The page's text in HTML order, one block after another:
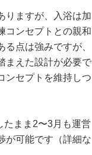
りますが、入浴は加
コンセプトとの親和
点は強みですが、
まえた設計が必要で
ンセプトを維持しつ
たまま2〜3月も運営
が可能です（詳細な